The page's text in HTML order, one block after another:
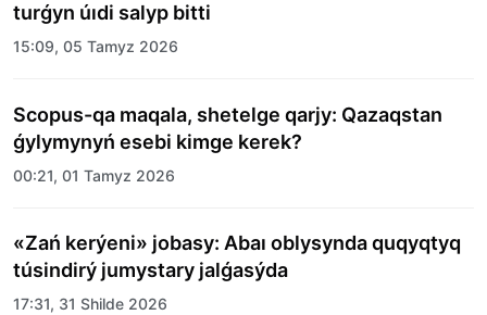
turǵyn úıdi salyp bitti
15:09, 05 Tamyz 2026
Scopus-qa maqala, shetelge qarjy: Qazaqstan
ǵylymynyń esebi kimge kerek?
00:21, 01 Tamyz 2026
«Zań kerýeni» jobasy: Abaı oblysynda quqyqtyq
túsindirý jumystary jalǵasýda
17:31, 31 Shilde 2026